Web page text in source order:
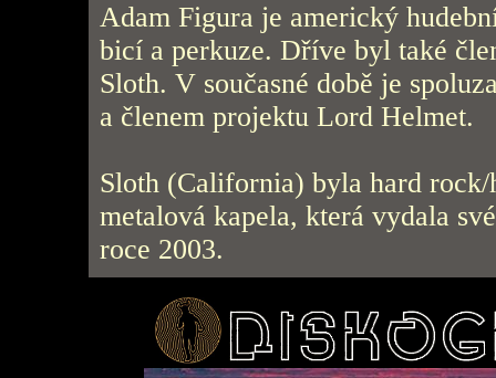
Adam Figura je americký
bicí a perkuze. Dříve byl také
Sloth. V současné době je
a členem projektu Lord Helmet.
Sloth (California) byla hard rock/
metalová kapela, která vydala
roce 2003.